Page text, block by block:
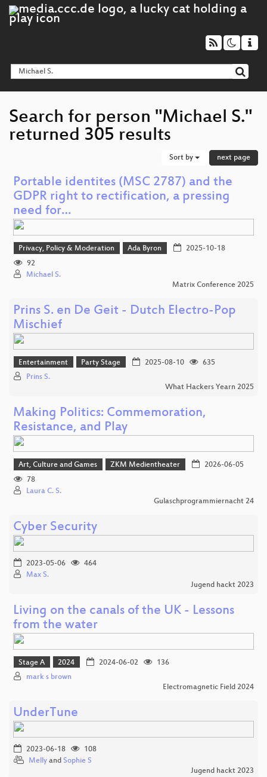
Search for person "Michael S."
returned 305 results
Sort by next page
Portable identites (MSC 2787) and the
GDPR right to rectification, a pressing
need for…
Privacy, Policy & Moderation Ada Byron
2025-10-18
92
Michael S.
Matrix Conference 2025
Prins S. en De Geit - Dutch Electro-Pop
Mischief
Entertainment Party Stage 2025-08-10
635
Prins S.
What Hackers Yearn 2025
Making Politics: Commemoration,
Resistance, and Play
Art, Culture and Games ZKM Medientheater
2026-06-05
78
Laura C. S.
Gulaschprogrammiernacht 24
Cyber Security
2023-05-06
464
Max S.
Jugend hackt 2023
Living on the canals of the UK - Lessons
from the water
Stage A 2024 2024-06-02
136
mark s brown
Electromagnetic Field 2024
UnderTune
2023-06-18
108
Melly and Sophie S
Jugend hackt 2023